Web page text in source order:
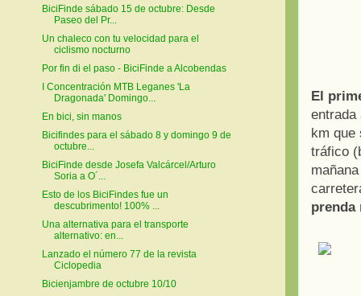
El
entrada
km que
tráfico
prenda
BiciFinde sábado 15 de octubre: Desde
Paseo del Pr...
Un chaleco con tu velocidad para el
ciclismo nocturno
Por fin di el paso - BiciFinde a Alcobendas
I Concentración MTB Leganes 'La
Dragonada' Domingo...
En bici, sin manos
Bicifindes para el sábado 8 y domingo 9 de
octubre...
BiciFinde desde Josefa Valcárcel/Arturo
Soria a O´...
Esto de los BiciFindes fue un
descubrimento! 100% ...
Una alternativa para el transporte
alternativo: en...
Lanzado el número 77 de la revista
Ciclopedia
Bicienjambre de octubre 10/10